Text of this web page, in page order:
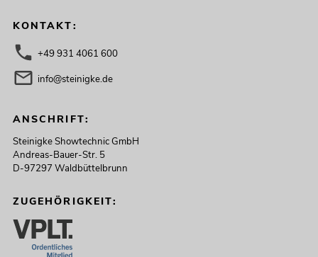
KONTAKT:
+49 931 4061 600
info@steinigke.de
ANSCHRIFT:
Steinigke Showtechnic GmbH
Andreas-Bauer-Str. 5
D-97297 Waldbüttelbrunn
ZUGEHÖRIGKEIT: